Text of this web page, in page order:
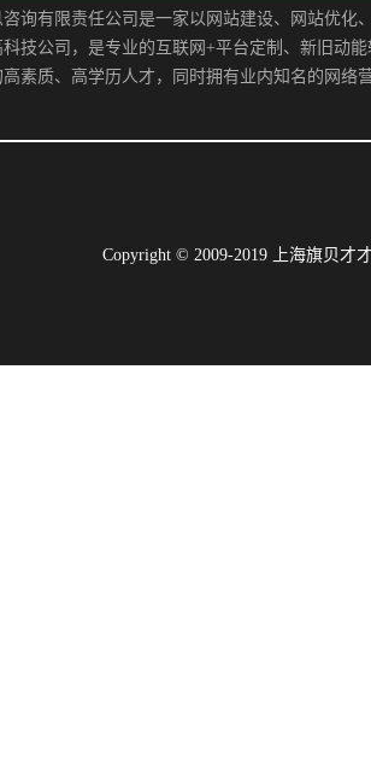
咨询有限责任公司是一家以网站建设、网站优
技公司，是专业的互联网+平台定制、新旧动
素质、高学历人才，同时拥有业内知名的网络
Copyright © 2009-2019 上海旗贝